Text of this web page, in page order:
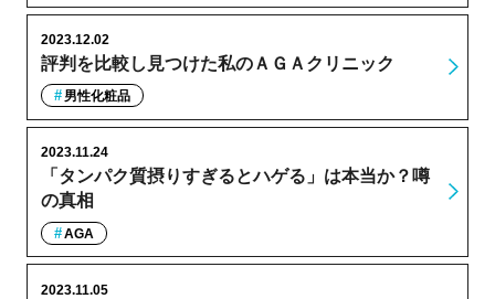
評判を比較し見つけた私のＡＧＡクリニック
2023.12.02
男性化粧品
「タンパク質摂りすぎるとハゲる」は本当か？噂
の真相
2023.11.24
AGA
2023.11.05